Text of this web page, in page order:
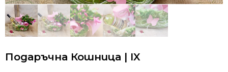
Подаръчна Кошница | IX